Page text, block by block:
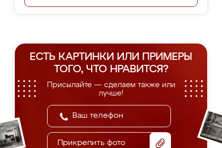
ЕСТЬ КАРТИНКИ ИЛИ ПРИМЕРЫ
ТОГО, ЧТО НРАВИТСЯ?
Присылайте — сделаем также или
лучше!
Прикрепить фото